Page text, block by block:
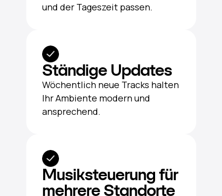
und der Tageszeit passen.
Ständige Updates
Wöchentlich neue Tracks halten
Ihr Ambiente modern und
ansprechend.
Musiksteuerung für
mehrere Standorte